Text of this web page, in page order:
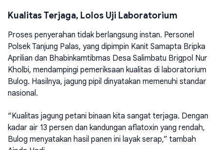
Kualitas Terjaga, Lolos Uji Laboratorium
Proses penyerahan tidak berlangsung instan. Personel
Polsek Tanjung Palas, yang dipimpin Kanit Samapta Bripka
Aprilian dan Bhabinkamtibmas Desa Salimbatu Brigpol Nur
Kholbi, mendampingi pemeriksaan kualitas di laboratorium
Bulog. Hasilnya, jagung pipil dinyatakan memenuhi standar
nasional.
“Kualitas jagung petani binaan kita sangat terjaga. Dengan
kadar air 13 persen dan kandungan aflatoxin yang rendah,
Bulog menyatakan hasil panen ini layak serap,” tambah